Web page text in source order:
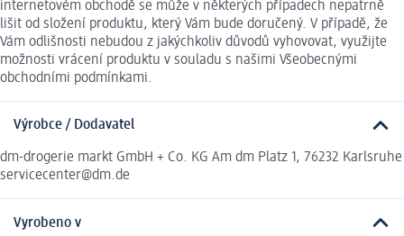
internetovém obchodě se může v některých případech nepatrně
lišit od složení produktu, který Vám bude doručený. V případě, že
Vám odlišnosti nebudou z jakýchkoliv důvodů vyhovovat, využijte
možnosti vrácení produktu v souladu s našimi Všeobecnými
obchodními podmínkami.
Výrobce / Dodavatel
dm-drogerie markt GmbH + Co. KG Am dm Platz 1, 76232 Karlsruhe
servicecenter@dm.de
Vyrobeno v